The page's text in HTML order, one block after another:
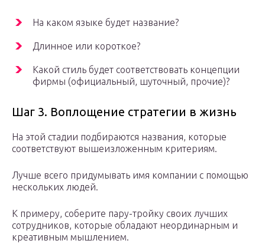
На каком языке будет название?
Длинное или короткое?
Какой стиль будет соответствовать концепции
фирмы (официальный, шуточный, прочие)?
Шаг 3. Воплощение стратегии в жизнь
На этой стадии подбираются названия, которые
соответствуют вышеизложенным критериям.
Лучше всего придумывать имя компании с помощью
нескольких людей.
К примеру, соберите пару-тройку своих лучших
сотрудников, которые обладают неординарным и
креативным мышлением.